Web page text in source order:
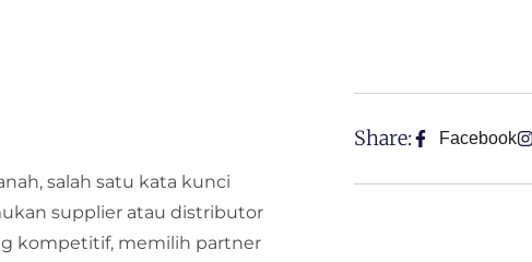
salah satu kata kunci
supplier atau distributor
kompetitif, memilih partner
Share: Facebook